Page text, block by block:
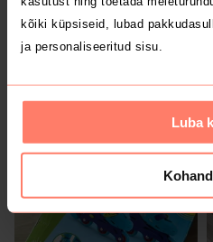
kõiki küpsiseid, lubad
ja personaliseeritud sisu.
Luba
3 €
128/134
Zara